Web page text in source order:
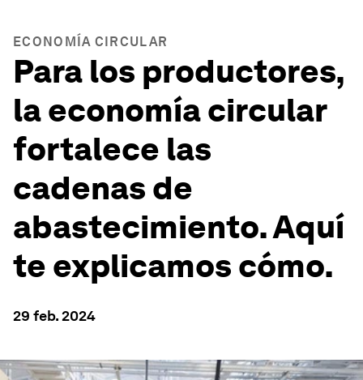
ECONOMÍA CIRCULAR
Para los productores,
la economía circular
fortalece las
cadenas de
abastecimiento. Aquí
te explicamos cómo.
29 feb. 2024